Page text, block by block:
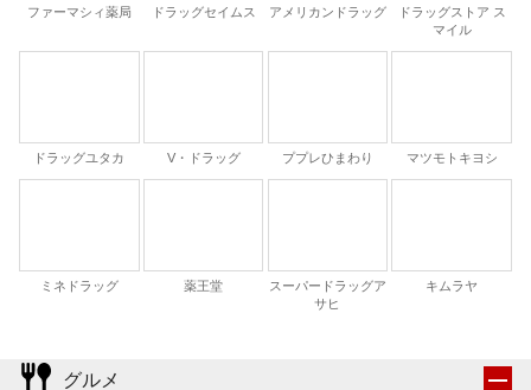
ファーマシィ薬局 ドラッグセイムス アメリカンドラッグ
ドラッグストア ス
マイル
ドラッグユタカ V・ドラッグ ププレひまわり マツモトキヨシ
ミネドラッグ 薬王堂
スーパードラッグア
サヒ
キムラヤ
グルメ